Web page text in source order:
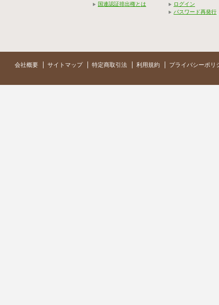
国連認証排出権とは
ログイン
パスワード再発行
会社概要 サイトマップ 特定商取引法 利用規約 プライバシーポリ